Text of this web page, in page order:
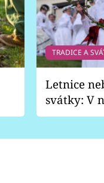
TRADICE A
Letnice
svátky: V
pondělí